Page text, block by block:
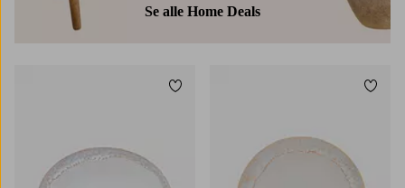
Se alle Home Deals
Tilføj til favoritter